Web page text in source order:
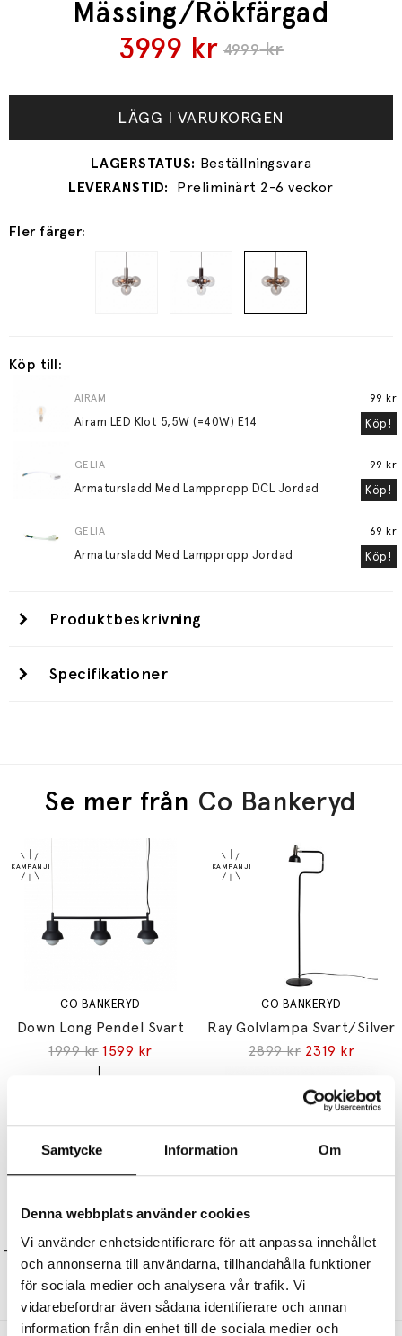
Samtycke Information Om
Denna webbplats använder cookies
Vi använder enhetsidentifierare för att anpassa innehållet
och annonserna till användarna, tillhandahålla funktioner
för sociala medier och analysera vår trafik. Vi
vidarebefordrar även sådana identifierare och annan
information från din enhet till de sociala medier och
Mässing/Rökfärgad
4999kr
3999 kr
Fler färger:
LÄGG I VARUKORGEN
Preliminärt 2-6 veckor
Köp till:
AIRAM
Airam LED Klot 5,5W (=40W) E14
99 kr
Köp!
GELIA
Armatursladd Med Lamppropp DCL Jordad
99 kr
Köp!
GELIA
Armatursladd Med Lamppropp Jordad
69 kr
Köp!
Produktbeskrivning
Specifikationer
Se mer från Co Bankeryd
CO BANKERYD
Down Long Pendel Svart
1999 kr 1599 kr
CO BANKERYD
Ray Golvlampa Svart/Silver
2899 kr 2319 kr
3699 kr
2959 kr
Linn 70 Plafond Vit
2399 kr